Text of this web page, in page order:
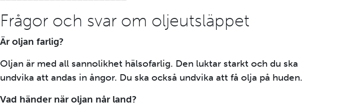
Frågor och svar om oljeutsläppet
Är oljan farlig?
Oljan är med all sannolikhet hälsofarlig. Den luktar starkt och du ska
undvika att andas in ångor. Du ska också undvika att få olja på huden.
Vad händer när oljan når land?